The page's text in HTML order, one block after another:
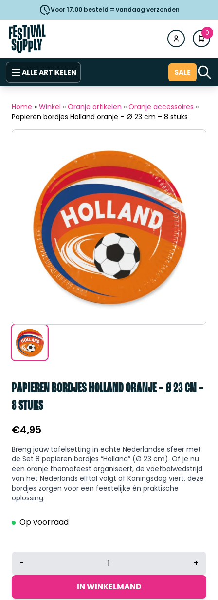
Voor 17.00 besteld = vandaag verzonden
0
ALLE ARTIKELEN SALE
Home » Winkel » Oranje artikelen » Oranje accessoires »
Papieren bordjes Holland oranje – Ø 23 cm – 8 stuks
PAPIEREN BORDJES HOLLAND ORANJE – Ø 23 CM –
8 STUKS
€4,95
Breng jouw tafelsetting in echte Nederlandse sfeer met
de Set 8 papieren bordjes “Holland” (Ø 23 cm). Of je nu
een oranje themafeest organiseert, de voetbalwedstrijd
van het Nederlands elftal volgt of Koningsdag viert, deze
bordjes zorgen voor een feestelijke én praktische
oplossing.
Op voorraad
Papieren
Holland
- +
IN WINKELMAND